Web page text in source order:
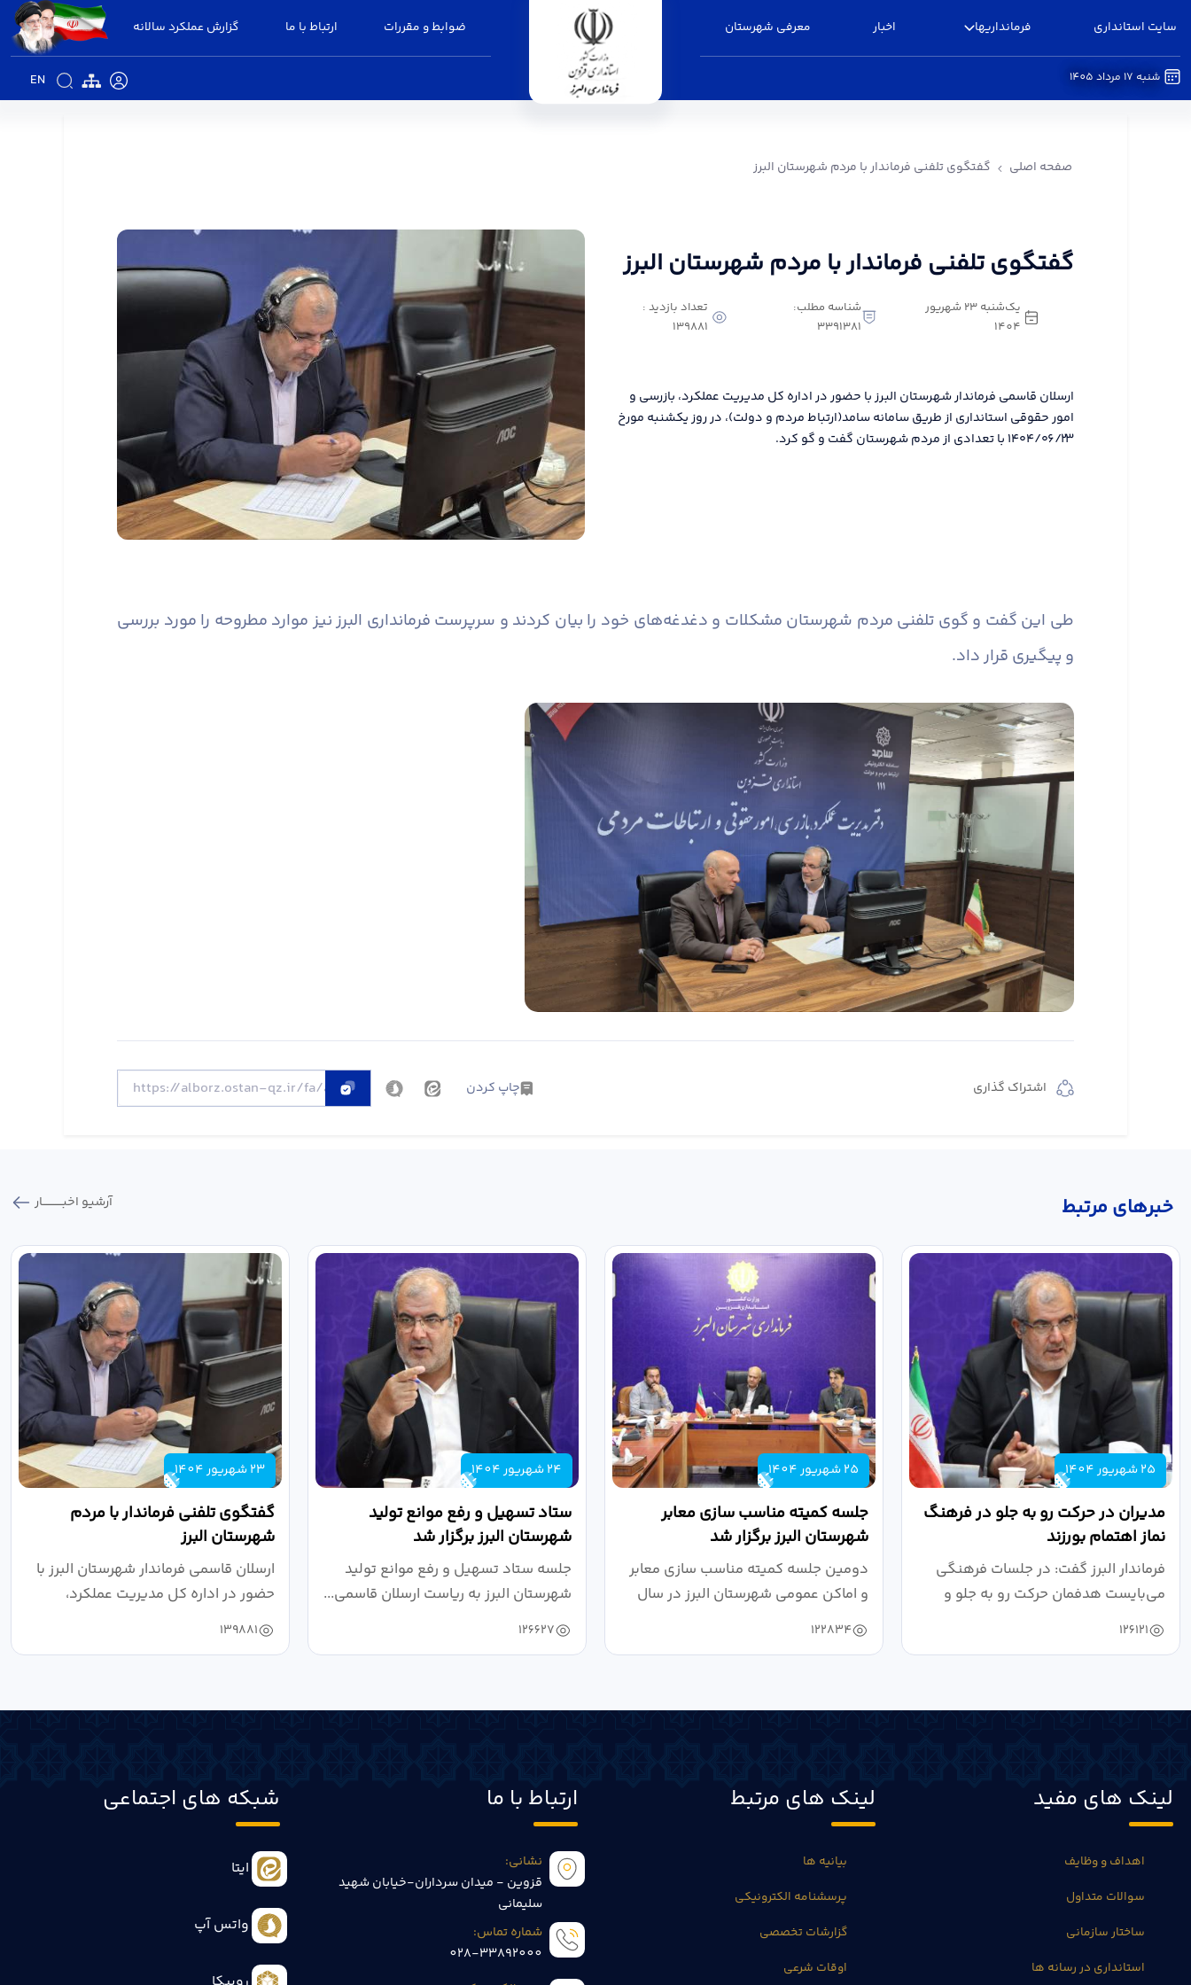
سایت استانداری فرمانداریها اخبار معرفی شهرستان ضوابط و مقررات ارتباط با ما گزارش عملکرد سالانه
EN شنبه 17 مرداد 1405
صفحه اصلی گفتگوی تلفنی فرماندار با مردم شهرستان البرز
گفتگوی تلفنی فرماندار با مردم شهرستان البرز
یک‌شنبه 23 شهریور
1404
شناسه مطلب:
3391381
تعداد بازدید :
139881
ارسلان قاسمی فرماندار شهرستان البرز با حضور در اداره کل مدیریت عملکرد، بازرسی و
امور حقوقی استانداری از طریق سامانه سامد(ارتباط مردم و دولت)، در روز یکشنبه مورخ
۱۴۰۴/۰۶/۲۳ با تعدادی از مردم شهرستان گفت و گو کرد.
طی این گفت و گوی تلفنی مردم شهرستان مشکلات و دغدغه‌های خود را بیان کردند و سرپرست فرمانداری البرز نیز موارد مطروحه را مورد بررسی
و پیگیری قرار داد.
اشتراک گذاری چاپ کردن
خبر‌های مرتبط آرشیو اخبـــــــــــار
25 شهریور 1404
مدیران در حرکت رو به جلو در فرهنگ
نماز اهتمام بورزند
فرماندار البرز گفت: در جلسات فرهنگی
می‌بایست هدفمان حرکت رو به جلو و
دستیابی...
126121
25 شهریور 1404
جلسه کمیته مناسب سازی معابر
شهرستان البرز برگزار شد
دومین جلسه کمیته مناسب سازی معابر
و اماکن عمومی شهرستان البرز در سال
۱۴۰۴ به...
122834
24 شهریور 1404
ستاد تسهیل و رفع موانع تولید
شهرستان البرز برگزار شد
جلسه ستاد تسهیل و رفع موانع تولید
شهرستان البرز به ریاست ارسلان قاسمی...
126627
23 شهریور 1404
گفتگوی تلفنی فرماندار با مردم
شهرستان البرز
ارسلان قاسمی فرماندار شهرستان البرز با
حضور در اداره کل مدیریت عملکرد،
بازرسی...
139881
لینک های مفید
اهداف و وظایف
سوالات متداول
ساختار سازمانی
استانداری در رسانه ها
لینک های مرتبط
بیانیه ها
پرسشنامه الکترونیکی
گزارشات تخصصی
اوقات شرعی
ارتباط با ما
نشانی:
قزوین - میدان سرداران-خیابان شهید
سلیمانی
شماره تماس:
028-33892000
شبکه های اجتماعی
ایتا
واتس آپ